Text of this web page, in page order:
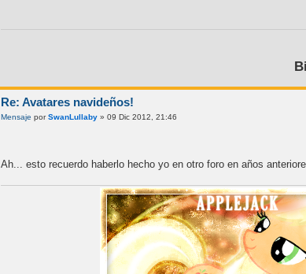
Re: Avatares navideños!
Mensaje porSwanLullaby » 09 Dic 2012, 21:46
Ah... esto recuerdo haberlo hecho yo en otro foro en años